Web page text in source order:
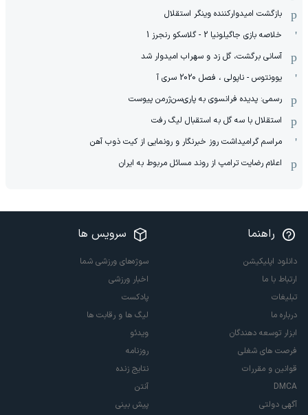
بازگشت امیدوارکننده وینگر استقلال
خلاصه بازی جاگیلونیا 2 - گلاسکو رنجرز 1
آسانی برگشت، گل زد و سهراب امیدوار شد
یوونتوس - ناپولی ، فصل 2020 سری آ
رسمی: پدیده فرانسوی به پاری‌سن‌ژرمن پیوست
استقلال با سه گل به استقبال لیگ رفت
مراسم گرامیداشت روز خبرنگار و رونمایی از کیت ذوب آهن
اعلام رضایت ترامپ از روند مسائل مربوط به ایران
راهنما
دانلود اپلیکیشن
ارتباط با ما
تبلیغات
درباره ما
ابزار توسعه دهندگان
فرصت های شغلی
قوانین و مقررات
DMCA
آگهی دولتی
سرویس ها
سوژه‌های ورزشی شما
اخبار ورزشی
پادکست
لیگ ها و رقابت ها
ویدئو
روزنامه
نتایج زنده
آنتن
پیش بینی